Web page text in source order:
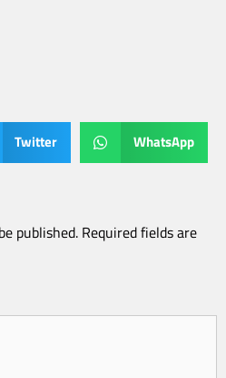
Twitter WhatsApp
published. Required fields are